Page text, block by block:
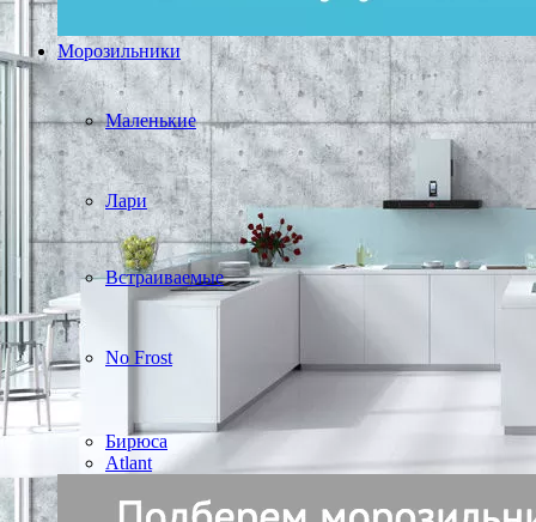
Морозильники
Маленькие
Лари
Встраиваемые
No Frost
Бирюса
Atlant